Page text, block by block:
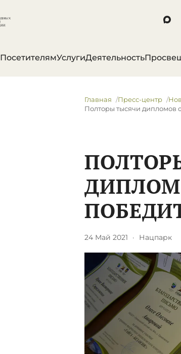
ПосетителямУслугиДеятельность
Главная Пресс-центр
Полторы тысячи дипломов
24 Май 2021 · Нацпарк